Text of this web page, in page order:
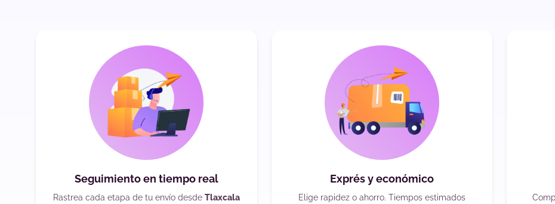
Seguimiento en tiempo real
Rastrea cada etapa de tu envío desde Tlaxcala
Exprés y económico
Elige rapidez o ahorro. Tiempos estimados